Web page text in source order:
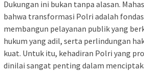
Dukungan ini bukan tanpa alasan.
bahwa transformasi Polri adalah
membangun pelayanan publik yang
hukum yang adil, serta perlindungan
kuat. Untuk itu, kehadiran Polri yang
dinilai sangat penting dalam